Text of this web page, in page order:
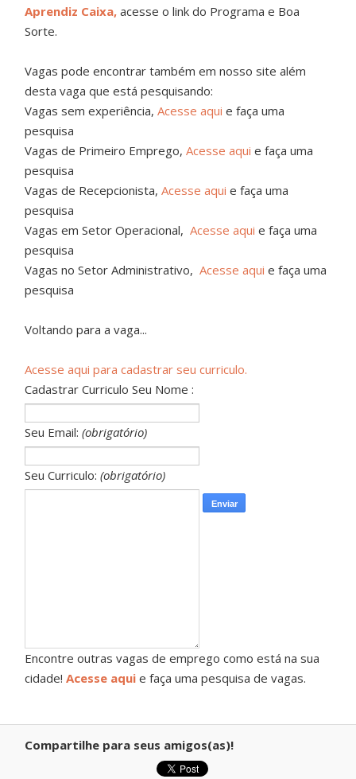
Aprendiz Caixa, acesse o link do Programa e Boa
Sorte.
Vagas pode encontrar também em nosso site além
desta vaga que está pesquisando:
Vagas sem experiência,Acesse aqui e faça uma
pesquisa
Vagas de Primeiro Emprego,Acesse aqui e faça uma
pesquisa
Vagas de Recepcionista,Acesse aqui e faça uma
pesquisa
Vagas em Setor Operacional,Acesse aqui e faça uma
pesquisa
Vagas no Setor Administrativo,Acesse aqui e faça uma
pesquisa
Voltando para a vaga...
Acesse aqui para cadastrar seu curriculo.
Cadastrar Curriculo Seu Nome :
Seu Email:(obrigatório)
Seu Curriculo:(obrigatório)
Encontre outras vagas de emprego como está na sua
cidade!Acesse aqui e faça uma pesquisa de vagas.
Compartilhe para seus amigos(as)!